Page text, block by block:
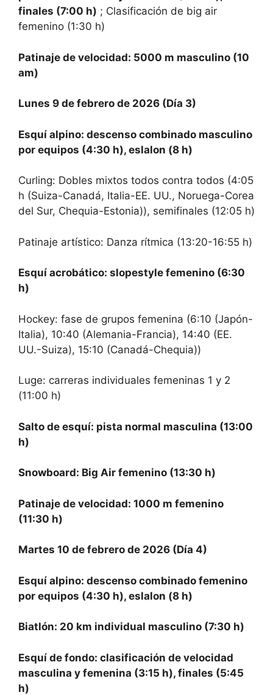
finales (7:00 h) ; Clasificación de big air
femenino (1:30 h)
Patinaje de velocidad: 5000 m masculino (10
am)
Lunes 9 de febrero de 2026 (Día 3)
Esquí alpino: descenso combinado masculino
por equipos (4:30 h), eslalon (8 h)
Curling: Dobles mixtos todos contra todos (4:05
h (Suiza-Canadá, Italia-EE. UU., Noruega-Corea
del Sur, Chequia-Estonia)), semifinales (12:05 h)
Patinaje artístico: Danza rítmica (13:20-16:55 h)
Esquí acrobático: slopestyle femenino (6:30
h)
Hockey: fase de grupos femenina (6:10 (Japón-
Italia), 10:40 (Alemania-Francia), 14:40 (EE.
UU.-Suiza), 15:10 (Canadá-Chequia))
Luge: carreras individuales femeninas 1 y 2
(11:00 h)
Salto de esquí: pista normal masculina (13:00
h)
Snowboard: Big Air femenino (13:30 h)
Patinaje de velocidad: 1000 m femenino
(11:30 h)
Martes 10 de febrero de 2026 (Día 4)
Esquí alpino: descenso combinado femenino
por equipos (4:30 h), eslalon (8 h)
Biatlón: 20 km individual masculino (7:30 h)
Esquí de fondo: clasificación de velocidad
masculina y femenina (3:15 h), finales (5:45
h)